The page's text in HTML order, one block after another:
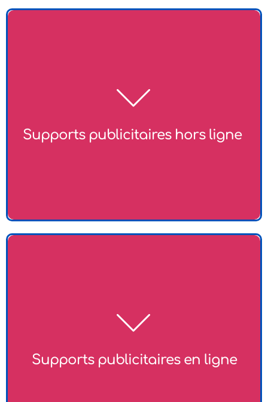
Supports publicitaires hors ligne ​
des brochures, des affiches et des flyers, pour
promouvoir votre entreprise dans le monde physique.
l'attention et générer des leads.
Supports publicitaires en ligne​
Création de bannières et de visuels pour les réseaux
sociaux et autres plateformes numériques. Ces